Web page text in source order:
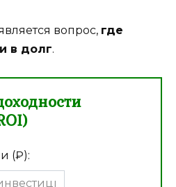
вопрос, где
в долг.
(₽):